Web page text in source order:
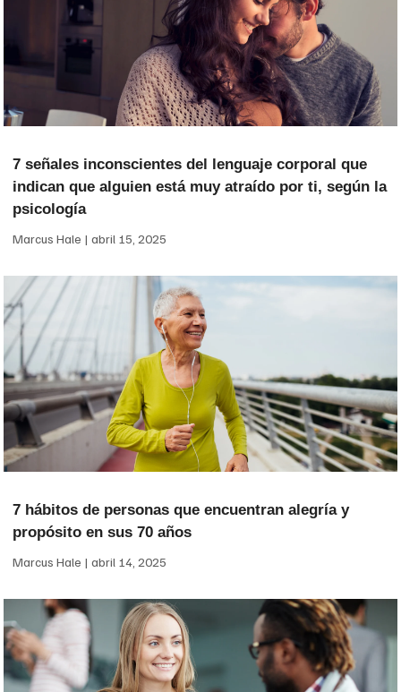
7 señales inconscientes del lenguaje corporal que
indican que alguien está muy atraído por ti, según la
psicología
Marcus Hale abril 15, 2025
7 hábitos de personas que encuentran alegría y
propósito en sus 70 años
Marcus Hale abril 14, 2025